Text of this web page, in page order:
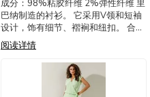
成分：98%粘胶纤维 2%弹性纤维 里
巴纳制造的衬衫。 它采用V领和短袖
设计，饰有细节、褶裥和纽扣。 合身
略微贴合身体。 巴西制造。 可选颜
色：黑色、淡褐色、绿色、蓝色
3220110-Ribana 衬衫
阅读详情